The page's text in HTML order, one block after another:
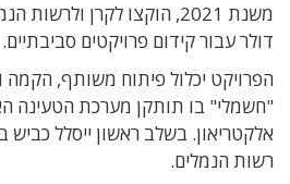
דולר עבור קידום פרויקטים סביבתיים.
הפרויקט יכלול פיתוח משותף,
"חשמלי" בו תותקן מערכת הטעינה
רשות הנמלים.